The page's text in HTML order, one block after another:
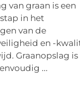
van graan is een
in het
van de
en -
Graanopslag is
...